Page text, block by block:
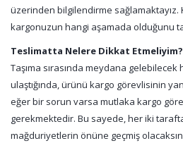
üzerinden bilgilendirme
kargonuzun hangi aşamada olduğunu
Teslimatta Nelere Dikkat Etmeliyim?
Taşıma sırasında meydana
ulaştığında, ürünü kargo görevlisinin
eğer bir sorun varsa mutlaka kargo
gerekmektedir. Bu sayede, her iki
mağduriyetlerin önüne geçmiş